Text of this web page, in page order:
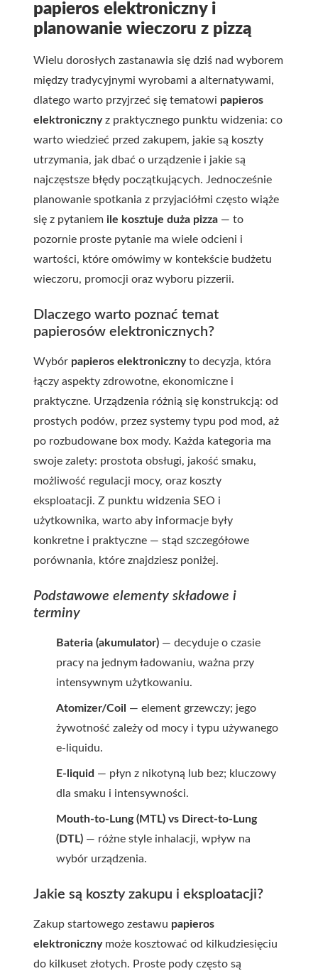
papieros elektroniczny i
planowanie wieczoru z pizzą
Wielu dorosłych zastanawia się dziś nad wyborem
między tradycyjnymi wyrobami a alternatywami,
dlatego warto przyjrzeć się tematowi papieros
elektronicznyz praktycznego punktu widzenia: co
warto wiedzieć przed zakupem, jakie są koszty
utrzymania, jak dbać o urządzenie i jakie są
najczęstsze błędy początkujących. Jednocześnie
planowanie spotkania z przyjaciółmi często wiąże
się z pytaniem ile kosztuje duża pizza — to
pozornie proste pytanie ma wiele odcieni i
wartości, które omówimy w kontekście budżetu
wieczoru, promocji oraz wyboru pizzerii.
Dlaczego warto poznać temat
papierosów elektronicznych?
Wybór papieros elektronicznyto decyzja, która
łączy aspekty zdrowotne, ekonomiczne i
praktyczne. Urządzenia różnią się konstrukcją: od
prostych podów, przez systemy typu pod mod, aż
po rozbudowane box mody. Każda kategoria ma
swoje zalety: prostota obsługi, jakość smaku,
możliwość regulacji mocy, oraz koszty
eksploatacji. Z punktu widzenia SEO i
użytkownika, warto aby informacje były
konkretne i praktyczne — stąd szczegółowe
porównania, które znajdziesz poniżej.
Podstawowe elementy składowe i
terminy
Bateria (akumulator) — decyduje o czasie
pracy na jednym ładowaniu, ważna przy
intensywnym użytkowaniu.
Atomizer/Coil — element grzewczy; jego
żywotność zależy od mocy i typu używanego
e-liquidu.
E-liquid — płyn z nikotyną lub bez; kluczowy
dla smaku i intensywności.
Mouth-to-Lung (MTL) vs Direct-to-Lung
(DTL) — różne style inhalacji, wpływ na
wybór urządzenia.
Jakie są koszty zakupu i eksploatacji?
Zakup startowego zestawu papieros
elektronicznymoże kosztować od kilkudziesięciu
do kilkuset złotych. Proste pody często są